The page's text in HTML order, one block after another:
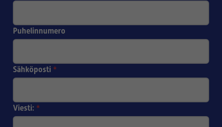
Puhelinnumero
Sähköposti *
Viesti: *